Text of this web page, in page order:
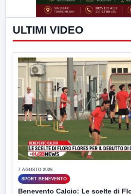
ULTIMI VIDEO
7 AGOSTO 2026
SPORT BENEVENTO
Benevento Calcio: Le scelte di